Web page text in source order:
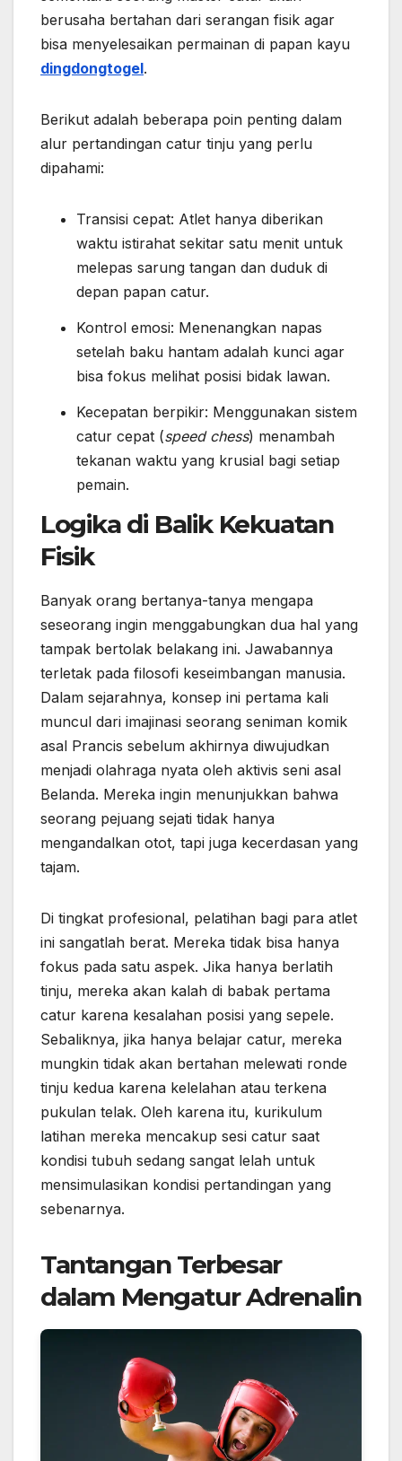
berusaha bertahan dari serangan fisik agar
bisa menyelesaikan permainan di papan kayu
dingdongtogel.
Berikut adalah beberapa poin penting dalam
alur pertandingan catur tinju yang perlu
dipahami:
Transisi cepat: Atlet hanya diberikan
waktu istirahat sekitar satu menit untuk
melepas sarung tangan dan duduk di
depan papan catur.
Kontrol emosi: Menenangkan napas
setelah baku hantam adalah kunci agar
bisa fokus melihat posisi bidak lawan.
Kecepatan berpikir: Menggunakan sistem
catur cepat (speed chess) menambah
tekanan waktu yang krusial bagi setiap
pemain.
Logika di Balik Kekuatan
Fisik
Banyak orang bertanya-tanya mengapa
seseorang ingin menggabungkan dua hal yang
tampak bertolak belakang ini. Jawabannya
terletak pada filosofi keseimbangan manusia.
Dalam sejarahnya, konsep ini pertama kali
muncul dari imajinasi seorang seniman komik
asal Prancis sebelum akhirnya diwujudkan
menjadi olahraga nyata oleh aktivis seni asal
Belanda. Mereka ingin menunjukkan bahwa
seorang pejuang sejati tidak hanya
mengandalkan otot, tapi juga kecerdasan yang
tajam.
Di tingkat profesional, pelatihan bagi para atlet
ini sangatlah berat. Mereka tidak bisa hanya
fokus pada satu aspek. Jika hanya berlatih
tinju, mereka akan kalah di babak pertama
catur karena kesalahan posisi yang sepele.
Sebaliknya, jika hanya belajar catur, mereka
mungkin tidak akan bertahan melewati ronde
tinju kedua karena kelelahan atau terkena
pukulan telak. Oleh karena itu, kurikulum
latihan mereka mencakup sesi catur saat
kondisi tubuh sedang sangat lelah untuk
mensimulasikan kondisi pertandingan yang
sebenarnya.
Tantangan Terbesar
dalam Mengatur Adrenalin